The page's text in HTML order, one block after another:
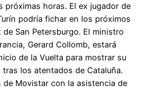
próximas horas. El ex jugador de
podría fichar en los próximos
San Petersburgo. El ministro
Gerard Collomb, estará
de la Vuelta para mostrar su
tras los atentados de Cataluña.
de Movistar con la asistencia de